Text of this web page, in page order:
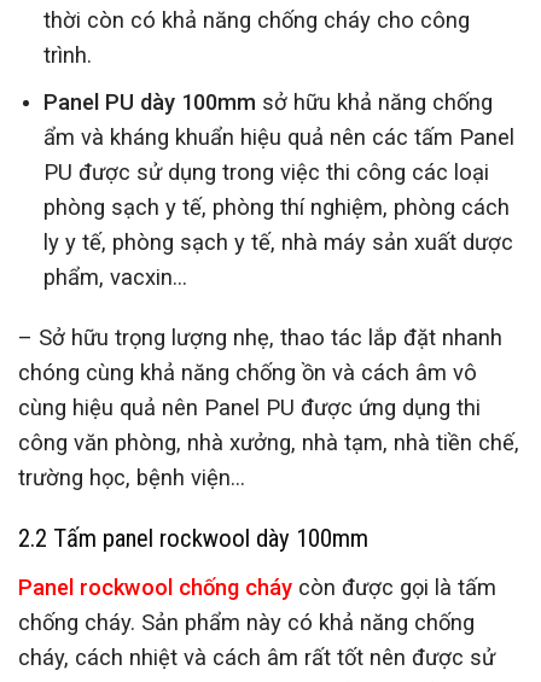
thời còn có khả năng chống cháy cho công
trình.
Panel PU dày 100mm sở hữu khả năng chống
ẩm và kháng khuẩn hiệu quả nên các tấm Panel
PU được sử dụng trong việc thi công các loại
phòng sạch y tế, phòng thí nghiệm, phòng cách
ly y tế, phòng sạch y tế, nhà máy sản xuất dược
phẩm, vacxin…
– Sở hữu trọng lượng nhẹ, thao tác lắp đặt nhanh
chóng cùng khả năng chống ồn và cách âm vô
cùng hiệu quả nên Panel PU được ứng dụng thi
công văn phòng, nhà xưởng, nhà tạm, nhà tiền chế,
trường học, bệnh viện…
2.2 Tấm panel rockwool dày 100mm
Panel rockwool chống cháy còn được gọi là tấm
chống cháy. Sản phẩm này có khả năng chống
cháy, cách nhiệt và cách âm rất tốt nên được sử